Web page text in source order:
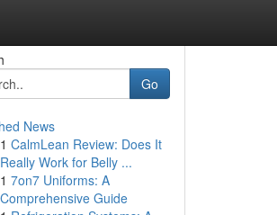
Go
News
1 CalmLean Review: Does It
Really Work for Belly ...
1 7on7 Uniforms: A
Comprehensive Guide